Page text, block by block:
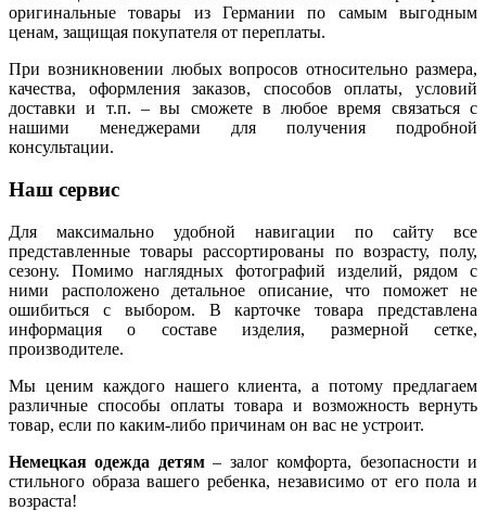
оригинальные товары из Германии по самым выгодным
ценам, защищая покупателя от переплаты.
При возникновении любых вопросов относительно размера,
качества, оформления заказов, способов оплаты, условий
доставки и т.п. – вы сможете в любое время связаться с
нашими менеджерами для получения подробной
консультации.
Наш сервис
Для максимально удобной навигации по сайту все
представленные товары рассортированы по возрасту, полу,
сезону. Помимо наглядных фотографий изделий, рядом с
ними расположено детальное описание, что поможет не
ошибиться с выбором. В карточке товара представлена
информация о составе изделия, размерной сетке,
производителе.
Мы ценим каждого нашего клиента, а потому предлагаем
различные способы оплаты товара и возможность вернуть
товар, если по каким-либо причинам он вас не устроит.
Немецкая одежда детям– залог комфорта, безопасности и
стильного образа вашего ребенка, независимо от его пола и
возраста!